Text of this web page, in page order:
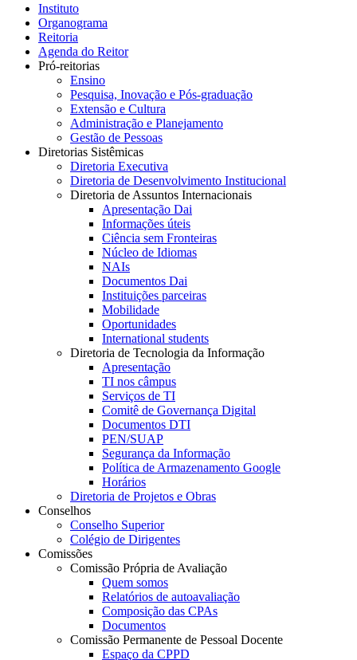
Instituto
Organograma
Reitoria
Agenda do Reitor
Pró-reitorias
Ensino
Pesquisa, Inovação e Pós-graduação
Extensão e Cultura
Administração e Planejamento
Gestão de Pessoas
Diretorias Sistêmicas
Diretoria Executiva
Diretoria de Desenvolvimento Institucional
Diretoria de Assuntos Internacionais
Apresentação Dai
Informações úteis
Ciência sem Fronteiras
Núcleo de Idiomas
NAIs
Documentos Dai
Instituições parceiras
Mobilidade
Oportunidades
International students
Diretoria de Tecnologia da Informação
Apresentação
TI nos câmpus
Serviços de TI
Comitê de Governança Digital
Documentos DTI
PEN/SUAP
Segurança da Informação
Política de Armazenamento Google
Horários
Diretoria de Projetos e Obras
Conselhos
Conselho Superior
Colégio de Dirigentes
Comissões
Comissão Própria de Avaliação
Quem somos
Relatórios de autoavaliação
Composição das CPAs
Documentos
Comissão Permanente de Pessoal Docente
Espaço da CPPD